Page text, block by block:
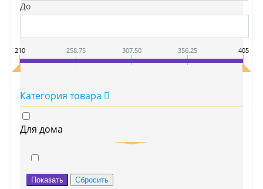
До
210 258.75 307.50 356.25 405
Категория товара
Для дома
Средства от насекомых и грызунов